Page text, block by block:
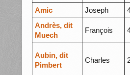
Amic Joseph
Andrès, dit
Muech
François
Aubin, dit
Pimbert
Charles